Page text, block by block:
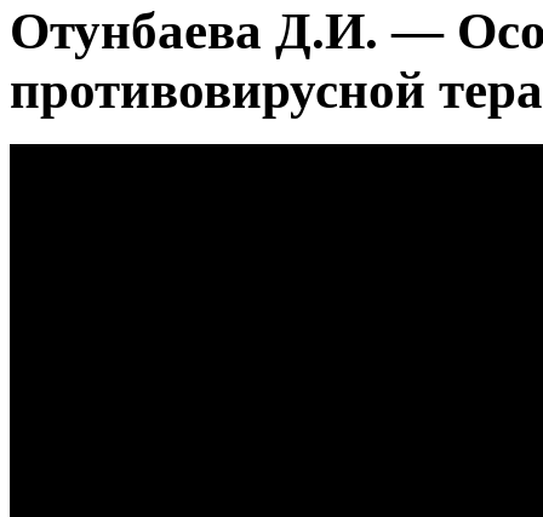
Отунбаева Д.И. —
противовирусной